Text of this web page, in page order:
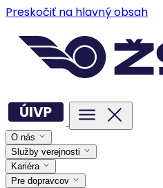
Preskočiť na hlavný obsah
O nás
Služby verejnosti
Kariéra
Pre dopravcov